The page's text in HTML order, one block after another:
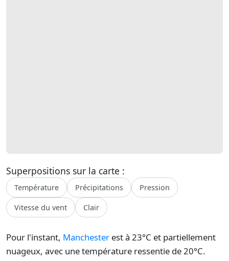
Superpositions sur la carte :
Température Précipitations Pression
Vitesse du vent Clair
Pour l'instant, Manchester est à 23°C et partiellement
nuageux, avec une température ressentie de 20°C.